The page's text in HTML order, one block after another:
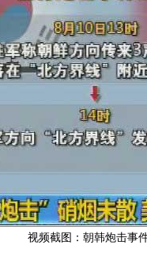
视频截图：朝韩炮击事